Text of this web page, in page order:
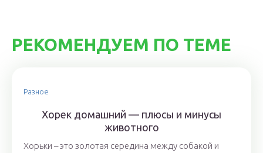
РЕКОМЕНДУЕМ ПО ТЕМЕ
Разное
Хорек домашний — плюсы и минусы
животного
Хорьки – это золотая середина между собакой и